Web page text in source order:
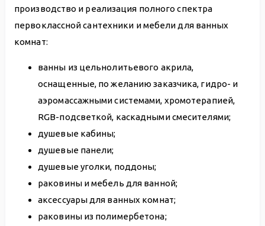
производство и реализация полного спектра
первоклассной сантехники и мебели для ванных
комнат:
ванны из цельнолитьевого акрила,
оснащенные, по желанию заказчика, гидро- и
аэромассажными системами, хромотерапией,
RGB-подсветкой, каскадными смесителями;
душевые кабины;
душевые панели;
душевые уголки, поддоны;
раковины и мебель для ванной;
аксессуары для ванных комнат;
раковины из полимербетона;